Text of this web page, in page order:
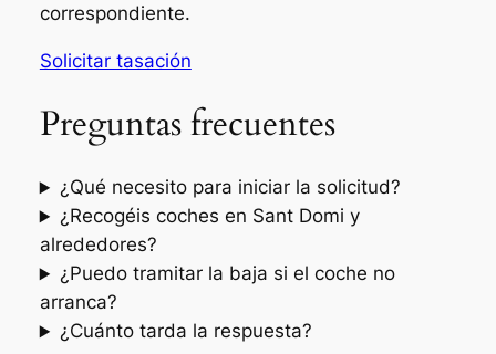
correspondiente.
Solicitar tasación
Preguntas frecuentes
¿Qué necesito para iniciar la solicitud?
¿Recogéis coches en Sant Domi y
alrededores?
¿Puedo tramitar la baja si el coche no
arranca?
¿Cuánto tarda la respuesta?